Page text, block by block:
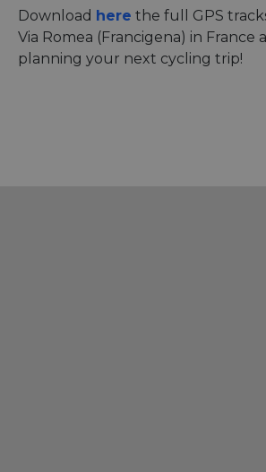
Download here the full GPS
Via Romea (Francigena) in France
planning your next cycling trip!